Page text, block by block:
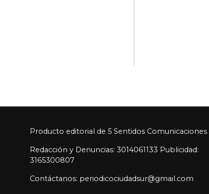
Producto editorial de 5 Sentidos Comunicaciones
Redacción y Denuncias: 3014061133 Publicidad:
3165300807
Contáctanos: periodicociudadsur@gmail.com